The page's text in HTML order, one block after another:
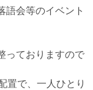
語会等のイベント
っておりますので
置で、一人ひとり